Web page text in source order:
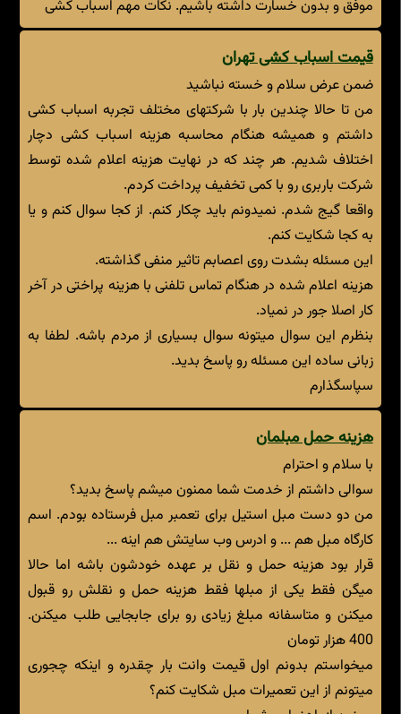
موفق و بدون خسارت داشته باشیم. نکات مهم اسباب کشی
قیمت اسباب کشی تهران
ضمن عرض سلام و خسته نباشید
من تا حالا چندین بار با شرکتهای مختلف تجربه اسباب کشی
داشتم و همیشه هنگام محاسبه هزینه اسباب کشی دچار
اختلاف شدیم. هر چند که در نهایت هزینه اعلام شده توسط
شرکت باربری رو با کمی تخفیف پرداخت کردم.
واقعا گیج شدم. نمیدونم باید چکار کنم. از کجا سوال کنم و یا
به کجا شکایت کنم.
این مسئله بشدت روی اعصابم تاثیر منفی گذاشته.
هزینه اعلام شده در هنگام تماس تلفنی با هزینه پراختی در آخر
کار اصلا جور در نمیاد.
بنظرم این سوال میتونه سوال بسیاری از مردم باشه. لطفا به
زبانی ساده این مسئله رو پاسخ بدید.
سپاسگذارم
هزینه حمل مبلمان
با سلام و احترام
سوالی داشتم از خدمت شما ممنون میشم پاسخ بدید؟
من دو دست مبل استیل برای تعمبر مبل فرستاده بودم. اسم
کارگاه مبل هم ... و ادرس وب سایتش هم اینه ...
قرار بود هزینه حمل و نقل بر عهده خودشون باشه اما حالا
میگن فقط یکی از مبلها فقط هزینه حمل و نقلش رو قبول
میکنن و متاسفانه مبلغ زیادی رو برای جابجایی طلب میکنن.
400 هزار تومان
میخواستم بدونم اول قیمت وانت بار چقدره و اینکه چجوری
میتونم از این تعمیرات مبل شکایت کنم؟